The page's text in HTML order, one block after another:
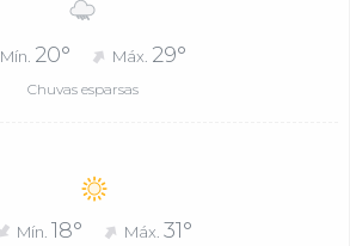
Mín. 20° Máx. 29°
Chuvas esparsas
Mín. 18° Máx.31°